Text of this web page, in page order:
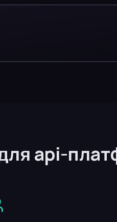
api-